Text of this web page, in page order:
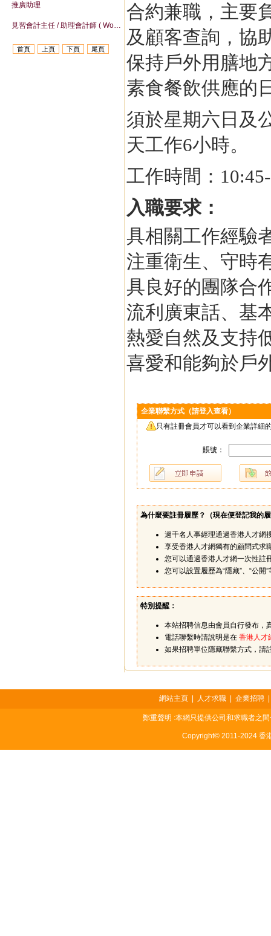
推廣助理
見習會計主任 / 助理會計師 ( Work-life balance )
首頁 上頁 下頁 尾頁
合約兼職，主要
及顧客查詢，協
保持戶外用膳地
素食餐飲供應的
須於星期六日及
天工作6小時。
工作時間：
入職要求：
具相關工作經驗
注重衛生、守時
具良好的團隊合
流利廣東話、基
熱愛自然及支持
喜愛和能夠於戶
企業聯繫方式（請登入查看）
只有註冊會員才可以看到企業詳細
賬號：
為什麼要註冊履歷？（現在便登記我的
過千名人事經理通過香港人才網
享受香港人才網獨有的顧問式求
您可以通過香港人才網一次性註
您可以設置履歷為“隱藏”、“公
特別提醒：
本站招聘信息由會員自行發布，
電話聯繫時請說明是在 香港人才
如果招聘單位隱藏聯繫方式，請
網站主頁 人才求職 企業招聘
鄭重聲明 :本網只提供公司和求職者之
Copyright© 2011-2024 香